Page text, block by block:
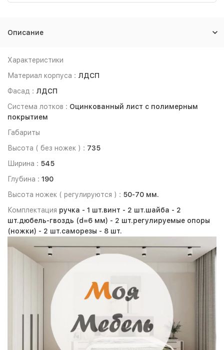
Описание
Характеристики
Материал корпуса : ЛДСП
Фасад : ЛДСП
Система лотков : Оцинкованный лист с полимерным
покрытием
Габариты
Высота ( без ножек ) : 735
Ширина : 545
Глубина : 190
Высота ножек ( регулируются ) : 50-70 мм.
Комплектация ручка - 1 шт.винт - 2 шт.шайба - 2
шт.дюбель-гвоздь (d=6 мм) - 2 шт.регулируемые опоры
(ножки) - 2 шт.саморезы - 8 шт.